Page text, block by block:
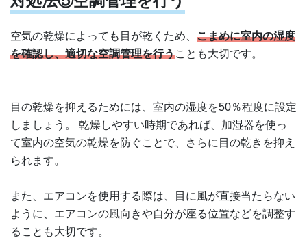
空気の乾燥によっても目が乾くため、 こまめに室内の湿度
を確認し、適切な空調管理を行うことも大切です。
目の乾燥を抑えるためには、室内の湿度を50％程度に設定
しましょう。 乾燥しやすい時期であれば、加湿器を使っ
て室内の空気の乾燥を防ぐことで、さらに目の乾きを抑え
られます。
また、エアコンを使用する際は、目に風が直接当たらない
ように、エアコンの風向きや自分が座る位置などを調整す
ることも大切です。